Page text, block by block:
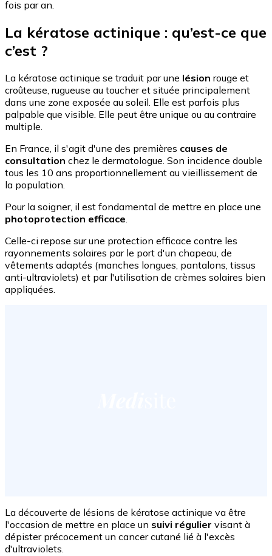
fois par an.
La kératose actinique : qu’est-ce que
c’est ?
La kératose actinique se traduit par une lésion rouge et
croûteuse, rugueuse au toucher et située principalement
dans une zone exposée au soleil. Elle est parfois plus
palpable que visible. Elle peut être unique ou au contraire
multiple.
En France, il s'agit d'une des premières causes de
consultation chez le dermatologue. Son incidence double
tous les 10 ans proportionnellement au vieillissement de
la population.
Pour la soigner, il est fondamental de mettre en place une
photoprotection efficace.
Celle-ci repose sur une protection efficace contre les
rayonnements solaires par le port d'un chapeau, de
vêtements adaptés (manches longues, pantalons, tissus
anti-ultraviolets) et par l'utilisation de crèmes solaires bien
appliquées.
La découverte de lésions de kératose actinique va être
l'occasion de mettre en place un suivi régulier visant à
dépister précocement un cancer cutané lié à l'excès
d'ultraviolets.